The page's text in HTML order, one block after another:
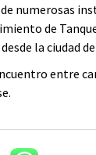
numerosas
de
la ciudad
entre